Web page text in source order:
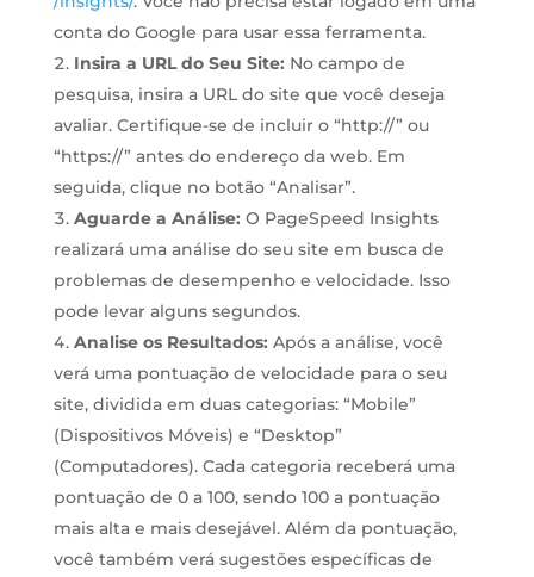
conta do Google para usar essa ferramenta.
Insira a URL do Seu Site: No campo de
pesquisa, insira a URL do site que você deseja
avaliar. Certifique-se de incluir o “http://” ou
“https://” antes do endereço da web. Em
seguida, clique no botão “Analisar”.
Aguarde a Análise: O PageSpeed Insights
realizará uma análise do seu site em busca de
problemas de desempenho e velocidade. Isso
pode levar alguns segundos.
Analise os Resultados: Após a análise, você
verá uma pontuação de velocidade para o seu
site, dividida em duas categorias: “Mobile”
(Dispositivos Móveis) e “Desktop”
(Computadores). Cada categoria receberá uma
pontuação de 0 a 100, sendo 100 a pontuação
mais alta e mais desejável. Além da pontuação,
você também verá sugestões específicas de